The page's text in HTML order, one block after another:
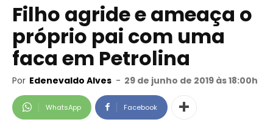
Filho agride e ameaça o
próprio pai com uma
faca em Petrolina
Por Edenevaldo Alves - 29 de junho de 2019 às 18:00h
WhatsApp Facebook